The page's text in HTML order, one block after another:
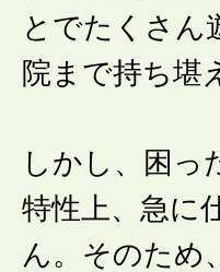
とでたくさん
院まで持ち堪
しかし、困っ
特性上、急に
ん。そのため